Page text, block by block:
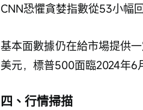
CNN恐懼貪婪指數從53小幅
基本面數據仍在給市場提供
美元，標普500面臨2024年6
四、行情掃描